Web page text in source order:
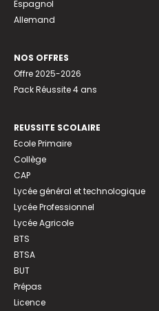
Espagnol
Allemand
NOS OFFRES
Offre 2025-2026
Pack Réussite 4 ans
REUSSITE SCOLAIRE
Ecole Primaire
Collège
CAP
Lycée général et technologique
Lycée Professionnel
Lycée Agricole
BTS
BTSA
BUT
Prépas
Licence